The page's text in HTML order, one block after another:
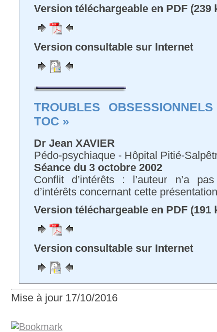
Version téléchargeable en PDF (239
Version consultable sur Internet
TROUBLES
TOC »
Dr Jean XAVIER
Pédo-psychiaque - Hôpital Pitié-
Séance du 3 octobre 2002
Conflit d’intérêts : l’auteur n’a
d’intérêts concernant cette présentation
Version téléchargeable en PDF (191
Version consultable sur Internet
Mise à jour 17/10/2016